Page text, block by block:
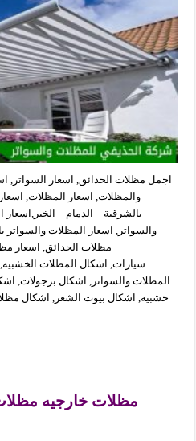
اجمل مظلات الحدائق, اسعار السواتر,
والمظلات, اسعار المظلات,
بالشرقية – الدمام –
والسواتر, اسعار المظلات والسواتر
مظلات الحدائق, اسعار
سيارات, اشكال المظلات
المظلات والسواتر, اشكال برجولات,
خشبية, اشكال بيوت الشعر, اشكال
مظلات خارجيه